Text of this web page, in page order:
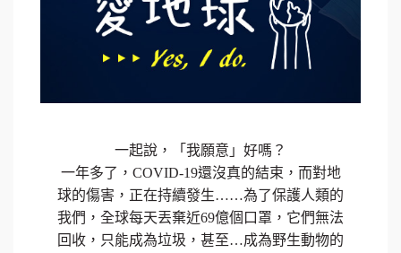
一起說，「我願意」好嗎？
一年多了，COVID-19還沒真的結束，而對地
球的傷害，正在持續發生……為了保護人類的
我們，全球每天丟棄近69億個口罩，它們無法
回收，只能成為垃圾，甚至…成為野生動物的